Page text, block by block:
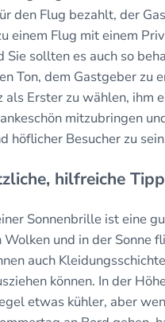
den Flug bezahlt, der
einem Flug mit einem
Sie sollten es auch so
Ton, dem Gastgeber zu
als Erster zu wählen, ihm
mitzubringen
höflicher Besucher zu
hilfreiche
Sonnenbrille ist eine
Wolken und in der Sonne
auch
können. In der
etwas kühler, aber